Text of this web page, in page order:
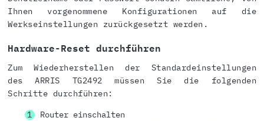
Ihnen vorgenommene Konfigurationen auf die
Werkseinstellungen zurückgesetzt werden.
Hardware-Reset durchführen
Zum Wiederherstellen der Standardeinstellungen
des ARRIS TG2492 müssen Sie die folgenden
Schritte durchführen:
Router einschalten